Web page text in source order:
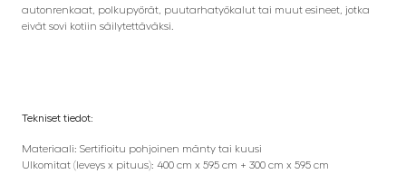
autonrenkaat, polkupyörät, puutarhatyökalut tai muut esineet, jotka
eivät sovi kotiin säilytettäväksi.
Tekniset tiedot:
Materiaali: Sertifioitu pohjoinen mänty tai kuusi
Ulkomitat (leveys x pituus): 400 cm x 595 cm + 300 cm x 595 cm